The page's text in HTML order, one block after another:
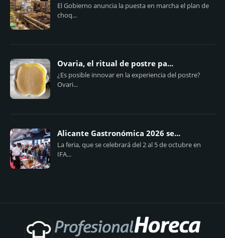
El Gobierno anuncia la puesta en marcha el plan de
choq...
Ovaria, el ritual de postre pa...
¿Es posible innovar en la experiencia del postre?
Ovari...
Alicante Gastronómica 2026 se...
La feria, que se celebrará del 2 al 5 de octubre en
IFA...